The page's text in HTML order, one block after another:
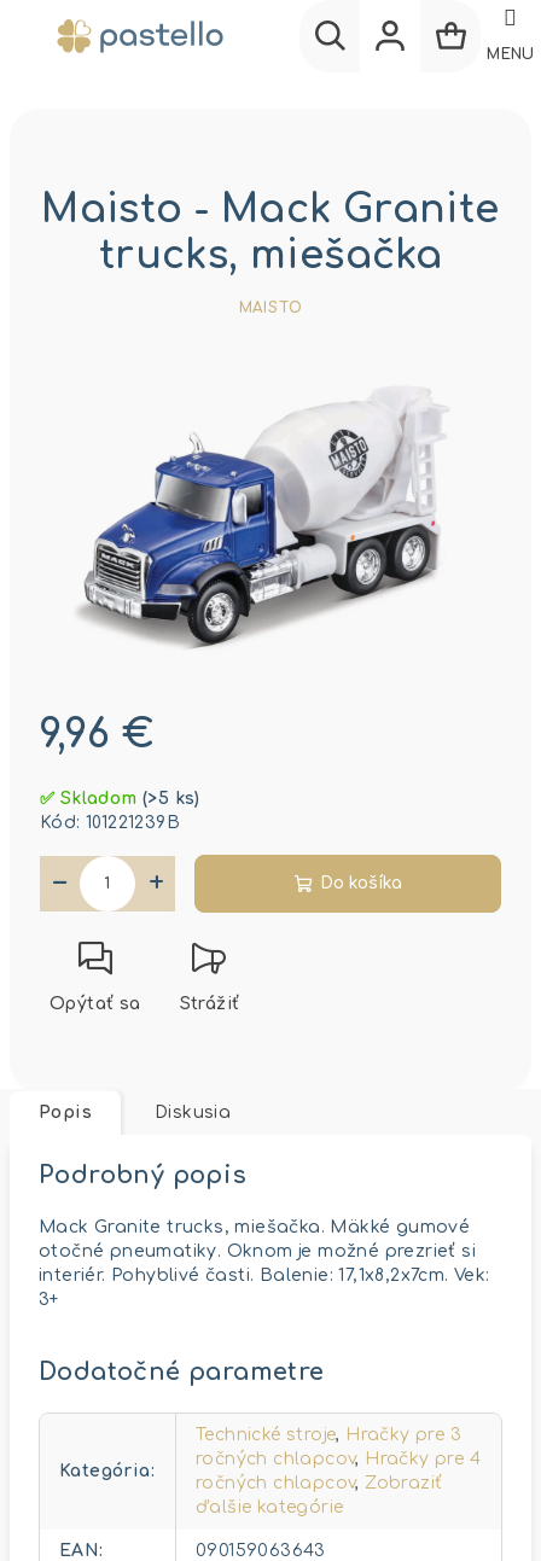
MENU
9,96 €
cena:
✅ Skladom(>5 ks)
Kód: 101221239B
+
− Do košíka
Opýtať sa Strážiť
Maisto - Mack Granite
trucks, miešačka
MAISTO
Popis Diskusia
Podrobný popis
Mack Granite trucks, miešačka. Mäkké gumové
otočné pneumatiky. Oknom je možné prezrieť si
interiér. Pohyblivé časti. Balenie: 17,1x8,2x7cm. Vek:
3+
Dodatočné parametre
Kategória:
Technické stroje, Hračky pre 3
ročných chlapcov, Hračky pre 4
ročných chlapcov, Zobraziť
ďalšie kategórie
EAN: 090159063643